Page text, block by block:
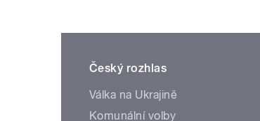
Český rozhlas
Válka na Ukrajině
Komunální volby